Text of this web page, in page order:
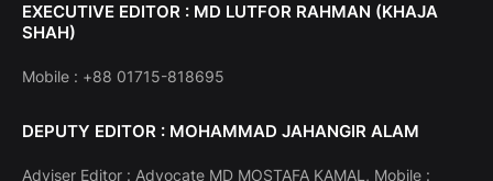
EXECUTIVE EDITOR : MD LUTFOR RAHMAN (KHAJA
SHAH)
Mobile : +88 01715-818695
DEPUTY EDITOR : MOHAMMAD JAHANGIR ALAM
Adviser Editor : Advocate MD MOSTAFA KAMAL, Mobile :